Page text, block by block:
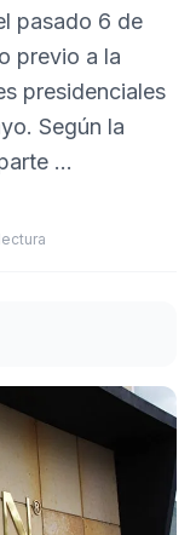
pasado 6 de
previo a la
presidenciales
Según la
…